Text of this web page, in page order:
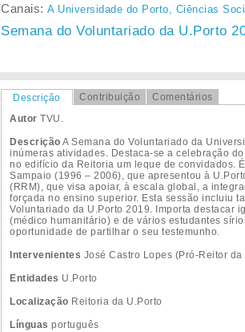
Canais: A Universidade do Porto, Ciências
Semana do Voluntariado da U.Porto
Descrição Contribuição
Comentários
Autor TVU.
Descrição A Semana do Voluntariado da
inúmeras atividades. Destaca-se a celebração
no edifício da Reitoria um leque de convidados.
Sampaio (1996 – 2006), que apresentou à
(RRM), que visa apoiar, à escala global, a
forçada no ensino superior. Esta sessão incluiu
Voluntariado da U.Porto 2019. Importa destacar
(médico humanitário) e de vários estudantes
oportunidade de partilhar o seu testemunho.
Intervenientes José Castro Lopes (Pró-Reitor da
Entidades U.Porto
Localização Reitoria da U.Porto
Línguas português